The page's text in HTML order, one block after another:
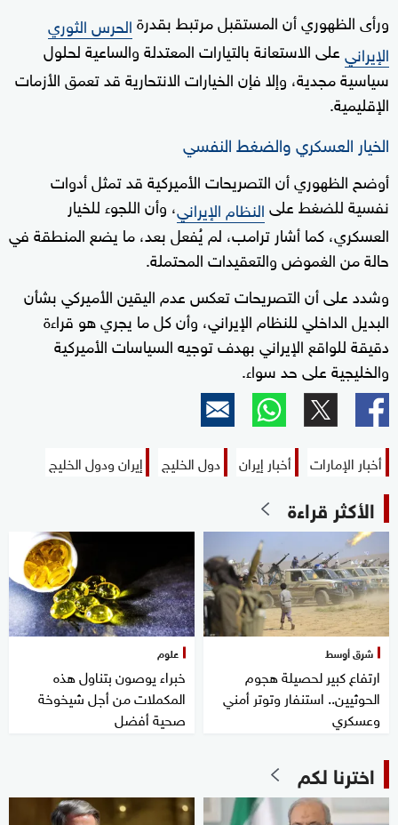
ورأى الظهوري أن المستقبل مرتبط بقدرةالحرس الثوري
الإيرانيعلى الاستعانة بالتيارات المعتدلة والساعية لحلول
سياسية مجدية، وإلا فإن الخيارات الانتحارية قد تعمق الأزمات
الإقليمية.
الخيار العسكري والضغط النفسي
أوضح الظهوري أن التصريحات الأميركية قد تمثل أدوات
نفسية للضغط علىالنظام الإيراني، وأن اللجوء للخيار
العسكري، كما أشار ترامب، لم يُفعل بعد، ما يضع المنطقة في
حالة من الغموض والتعقيدات المحتملة.
وشدد على أن التصريحات تعكس عدم اليقين الأميركي بشأن
البديل الداخلي للنظام الإيراني، وأن كل ما يجري هو قراءة
دقيقة للواقع الإيراني بهدف توجيه السياسات الأميركية
والخليجية على حد سواء.
أخبار الإمارات أخبار إيران دول الخليج إيران ودول الخليج
الأكثر قراءة
شرق أوسط
ارتفاع كبير لحصيلة هجوم
الحوثيين.. استنفار وتوتر أمني
وعسكري
علوم
خبراء يوصون بتناول هذه
المكملات من أجل شيخوخة
صحية أفضل
اخترنا لكم